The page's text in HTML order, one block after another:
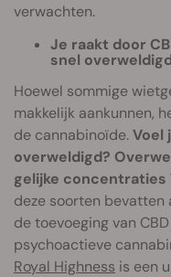
verwachten.
Je raakt door
snel
Hoewel sommige
makkelijk aankunnen,
de cannabinoïde.Voel
overweldigd?
gelijke concentraties
deze soorten bevatten
de toevoeging van
psychoactieve
Royal Highness is een